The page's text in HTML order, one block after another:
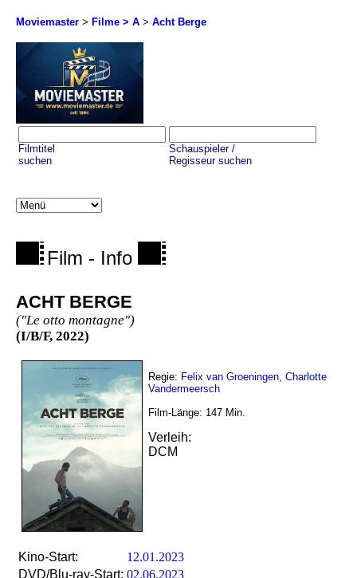
Moviemaster > Filme > A > Acht Berge
Filmtitel
suchen
Schauspieler /
Regisseur suchen
Film - Info
ACHT BERGE
("Le otto montagne")
(I/B/F, 2022)
Regie: Felix van Groeningen, Charlotte
Vandermeersch
Film-Länge: 147 Min.
Verleih:
DCM
Kino-Start:
12.01.2023
DVD/Blu-ray-Start: 02.06.2023